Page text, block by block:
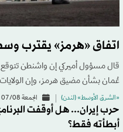
اتفاق «هرمز» يقترب
قال مسؤول أميركي إن واشنطن تتوقع
عُمان بشأن مضيق هرمز، وإن الولايات
«الشرق الأوسط» (لندن) الجمعة 07/08 - 21:10
حرب إيران... هل أوقفت
أبطأته فقط؟